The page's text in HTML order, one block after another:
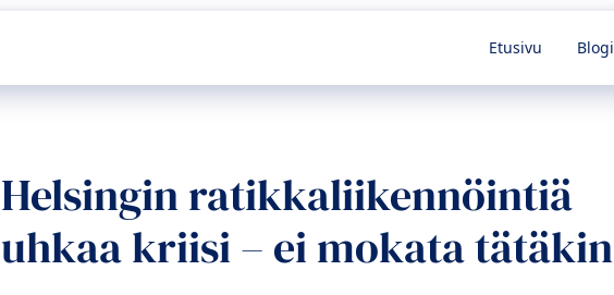
Etusivu Blogi
Helsingin ratikkaliikennöintiä
uhkaa kriisi – ei mokata tätäkin